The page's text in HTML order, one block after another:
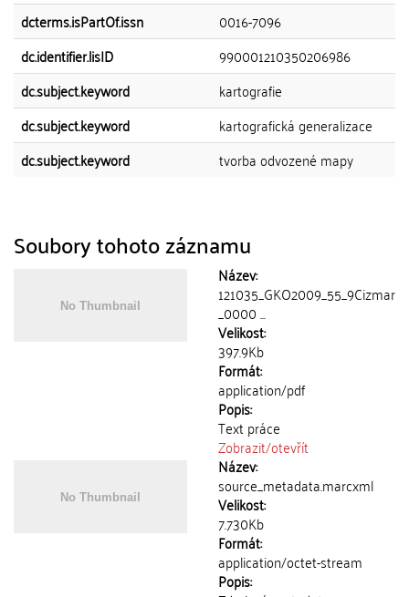
dcterms.isPartOf.issn
0016-7096
dc.identifier.lisID
990001210350206986
dc.subject.keyword
kartografie
dc.subject.keyword
kartografická generalizace
dc.subject.keyword
tvorba odvozené mapy
Soubory tohoto záznamu
Název:
121035_GKO2009_55_9Cizmar
_0000 ...
Velikost:
397.9Kb
Formát:
application/pdf
Popis:
Text práce
Zobrazit/otevřít
Název:
source_metadata.marcxml
Velikost:
7.730Kb
Formát:
application/octet-stream
Popis: